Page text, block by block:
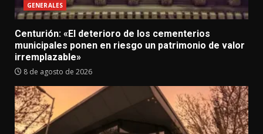
GENERALES
Centurión: «El deterioro de los cementerios
municipales ponen en riesgo un patrimonio de valor
irremplazable»
8 de agosto de 2026